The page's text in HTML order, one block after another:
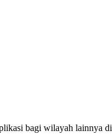
bagi wilayah lainnya